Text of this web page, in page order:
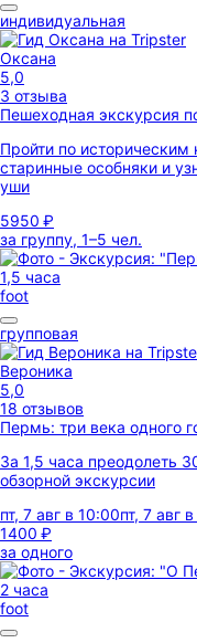
индивидуальная
Оксана
5,0
3 отзыва
Пешеходная экскурсия
Пройти по историческим
старинные особняки и
уши
5950 ₽
за группу, 1–5 чел.
1,5 часа
foot
групповая
Вероника
5,0
18 отзывов
Пермь: три века одного
За 1,5 часа преодолеть
обзорной экскурсии
пт, 7 авг в 10:00пт, 7 авг
1400 ₽
за одного
2 часа
foot